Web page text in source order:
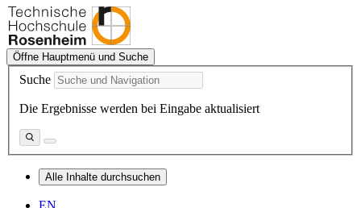
Öffne Hauptmenü und Suche
Suche
Die Ergebnisse werden bei Eingabe aktualisiert
Alle Inhalte durchsuchen
EN